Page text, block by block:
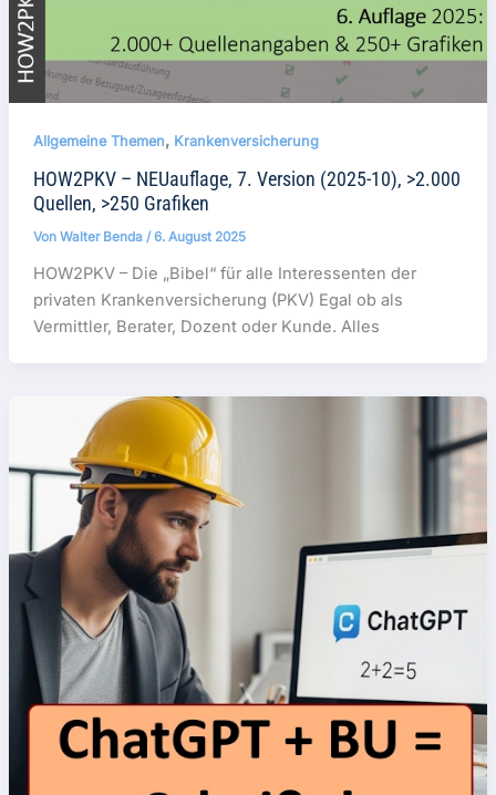
Allgemeine Themen, Krankenversicherung
HOW2PKV – NEUauflage, 7. Version (2025-10), >2.000
Quellen, >250 Grafiken
Von Walter Benda /6. August 2025
HOW2PKV – Die „Bibel“ für alle Interessenten der
privaten Krankenversicherung (PKV) Egal ob als
Vermittler, Berater, Dozent oder Kunde. Alles